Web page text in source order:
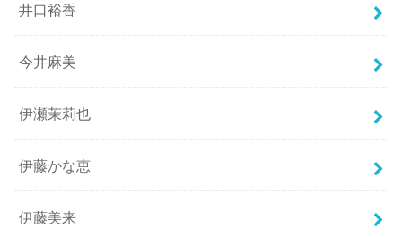
井口裕香
今井麻美
伊瀬茉莉也
伊藤かな恵
伊藤美来